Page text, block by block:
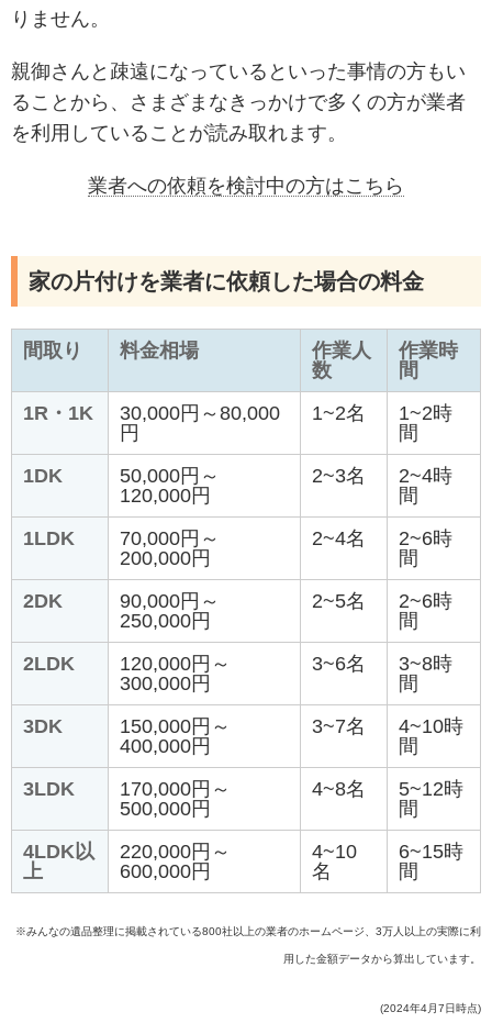
りません。
親御さんと疎遠になっているといった事情の方もい
ることから、さまざまなきっかけで多くの方が業者
を利用していることが読み取れます。
業者への依頼を検討中の方はこちら
家の片付けを業者に依頼した場合の料金
間取り 料金相場
作業人
数
作業時
間
1R・1K
30,000円～80,000
円
1~2名
1~2時
間
1DK
50,000円～
120,000円
2~3名
2~4時
間
1LDK
70,000円～
200,000円
2~4名
2~6時
間
2DK
90,000円～
250,000円
2~5名
2~6時
間
2LDK
120,000円～
300,000円
3~6名
3~8時
間
3DK
150,000円～
400,000円
3~7名
4~10時
間
3LDK
170,000円～
500,000円
4~8名
5~12時
間
4LDK以
上
220,000円～
600,000円
4~10
名
6~15時
間
※みんなの遺品整理に掲載されている800社以上の業者のホームページ、3万人以上の実際に利
用した金額データから算出しています。
(2024年4月7日時点)